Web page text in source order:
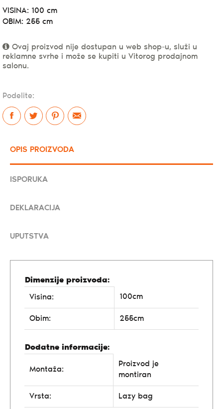
VISINA: 100 cm
OBIM: 255 cm
Ovaj proizvod nije dostupan u web shop-u, služi u
reklamne svrhe i može se kupiti u Vitorog prodajnom
salonu.
Podelite:
OPIS PROIZVODA
ISPORUKA
DEKLARACIJA
UPUTSTVA
Dimenzije proizvoda:
Visina:
100cm
Obim: 255cm
Dodatne informacije:
Montaža:
Proizvod je
montiran
Vrsta: Lazy bag